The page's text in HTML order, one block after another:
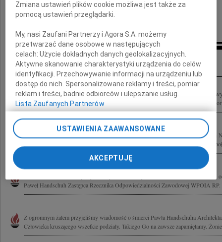
Zarząd i pracownicy
Inne kondolencje
"Nie umiera ten kto trwa w pamięci" W wielkim smutku żegnam Mojego Kolegę,
Handschuha Najbliższym składam wyrazy najszczerszego współczucia Karol
Opuścił nas tak nagle, ale wszyscy wiemy, że tylko na chwilę.... Paweł Handschuh
człowiek Architekt Z Najbliższymi łączymy się w modlitwie Piotr i Przemek z
Z wielkim żalem dzielimy się smutną wiadomością, że dnia 19 września 2011 roku
Paweł Handschuh Zastępca Rzecznika Odpowiedzialności Zawodowej WPOIA
Z ogromnym żalem przyjęliśmy wiadomość o śmierci Pawła Handschuha
Człowieka kruszącego wszelkie podziały. Takiego Go na zawsze zapamiętamy.
Zmiana ustawień plików cookie możliwa jest także za
pomocą ustawień przeglądarki.
My, nasi Zaufani Partnerzy i Agora S.A. możemy
przetwarzać dane osobowe w następujących
celach:Użycie dokładnych danych geolokalizacyjnych.
Aktywne skanowanie charakterystyki urządzenia do celów
identyfikacji. Przechowywanie informacji na urządzeniu lub
dostęp do nich. Spersonalizowane reklamy i treści, pomiar
reklam i treści, badnie odbiorców i ulepszanie usług.
Lista Zaufanych Partnerów
USTAWIENIA ZAAWANSOWANE
AKCEPTUJĘ